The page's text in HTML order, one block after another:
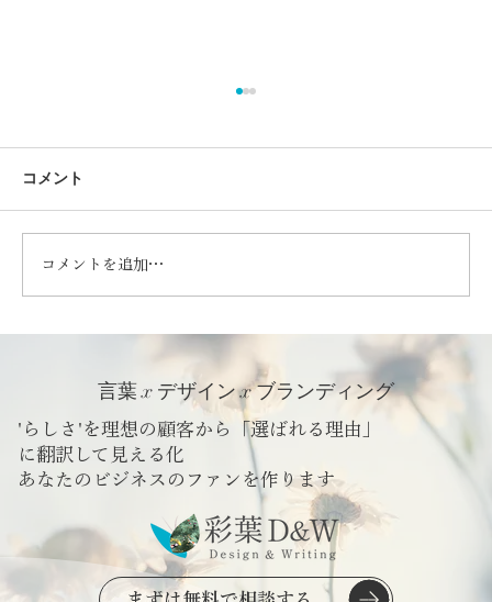
言葉 x デザイン x ブランディング
'らしさ'を理想の顧客から「選ばれる理由」
に翻訳して見える化
​あなたのビジネスのファンを作ります
日本の食66「昔ながらの塩」 | さくっとフ
コメント
コメントを追加…